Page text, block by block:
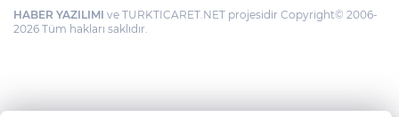
HABER YAZILIMI ve TURKTICARET.NET projesidir Copyright© 2006-
2026 Tüm hakları saklıdır.